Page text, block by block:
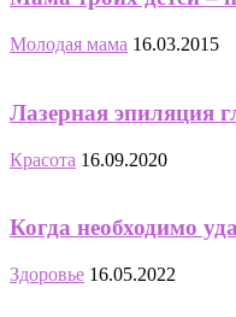
Молодая мама 16.03.2015
Лазерная эпиляция
Красота 16.09.2020
Когда необходимо
Здоровье 16.05.2022